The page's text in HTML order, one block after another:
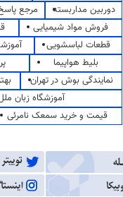
دوربین مداربسته
مرجع
فروش مواد شیمیایی
قطعات لباسشویی
بلیط هواپیما
نمایندگی بوش در تهران
آموزشگاه زبان
قیمت و خرید سمعک نامرئی